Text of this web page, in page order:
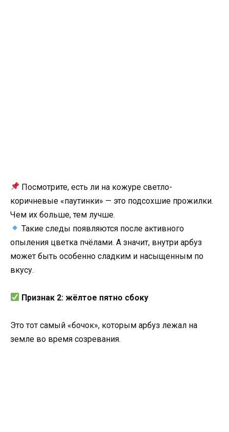
Посмотрите, есть ли на кожуре светло-
коричневые «паутинки» — это подсохшие прожилки.
Чем их больше, тем лучше.
Такие следы появляются после активного
опыления цветка пчёлами. А значит, внутри арбуз
может быть особенно сладким и насыщенным по
вкусу.
Признак 2: жёлтое пятно сбоку
Это тот самый «бочок», которым арбуз лежал на
земле во время созревания.